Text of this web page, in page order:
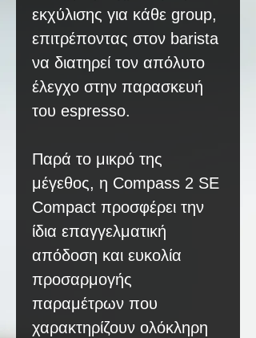
εκχύλισης για κάθε group,
επιτρέποντας στον barista
να διατηρεί τον απόλυτο
έλεγχο στην παρασκευή
του espresso.
Παρά το μικρό της
μέγεθος, η Compass 2 SE
Compact προσφέρει την
ίδια επαγγελματική
απόδοση και ευκολία
προσαρμογής
παραμέτρων που
χαρακτηρίζουν ολόκληρη